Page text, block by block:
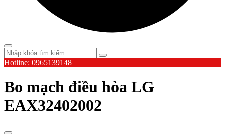
Hotline: 0965139148
Bo mạch điều hòa LG
EAX32402002